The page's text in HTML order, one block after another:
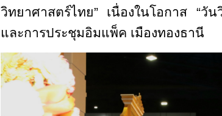
วิทยาศาสตร์ไทย” เนื่องในโอกาส “
และการประชุมอิมแพ็ค เมืองทองธานี